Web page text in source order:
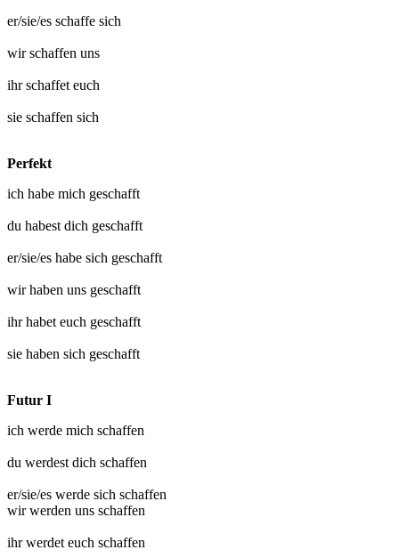
er/sie/es schaffe sich
wirschaffen uns
ihrschaffet euch
sie schaffen sich
Perfekt
ich habe mich geschafft
du habest dich geschafft
er/sie/es habe sich geschafft
wir haben uns geschafft
ihr habet euch geschafft
sie haben sich geschafft
Futur I
ich werde mich schaffen
du werdest dich schaffen
er/sie/es werde sich schaffen
wir werden uns schaffen
ihr werdet euch schaffen